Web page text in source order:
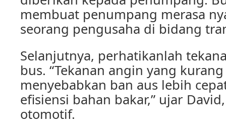
membuat penumpang merasa
seorang pengusaha di bidang
Selanjutnya, perhatikanlah
bus. “Tekanan angin yang
menyebabkan ban aus lebih
efisiensi bahan bakar,” ujar
otomotif.